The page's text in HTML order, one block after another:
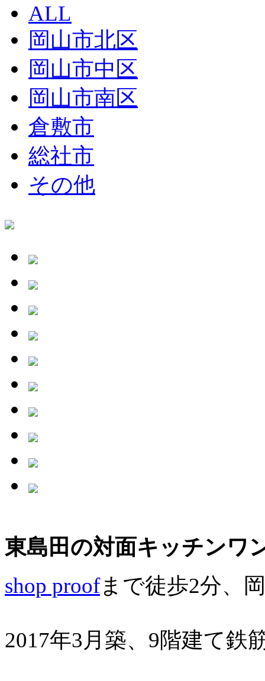
ALL
岡山市北区
岡山市中区
岡山市南区
倉敷市
総社市
その他
東島田の対面キッチンワ
shop proofまで徒歩2分、
2017年3月築、9階建て鉄